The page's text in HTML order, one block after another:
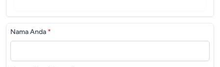
Nama Anda *